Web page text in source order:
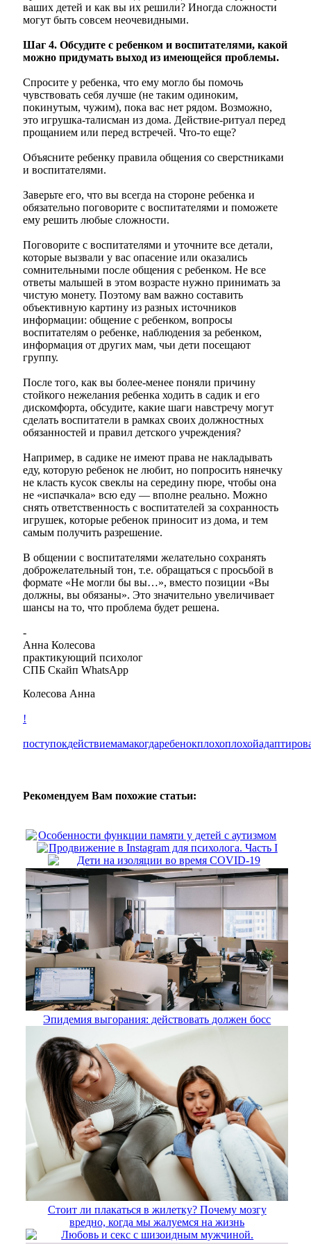
ваших детей и как вы их решили? Иногда сложности
могут быть совсем неочевидными.
Шаг 4. Обсудите с ребенком и воспитателями, какой
можно придумать выход из имеющейся проблемы.
Спросите у ребенка, что ему могло бы помочь
чувствовать себя лучше (не таким одиноким,
покинутым, чужим), пока вас нет рядом. Возможно,
это игрушка-талисман из дома. Действие-ритуал перед
прощанием или перед встречей. Что-то еще?
Объясните ребенку правила общения со сверстниками
и воспитателями.
Заверьте его, что вы всегда на стороне ребенка и
обязательно поговорите с воспитателями и поможете
ему решить любые сложности.
Поговорите с воспитателями и уточните все детали,
которые вызвали у вас опасение или оказались
сомнительными после общения с ребенком. Не все
ответы малышей в этом возрасте нужно принимать за
чистую монету. Поэтому вам важно составить
объективную картину из разных источников
информации: общение с ребенком, вопросы
воспитателям о ребенке, наблюдения за ребенком,
информация от других мам, чьи дети посещают
группу.
После того, как вы более-менее поняли причину
стойкого нежелания ребенка ходить в садик и его
дискомфорта, обсудите, какие шаги навстречу могут
сделать воспитатели в рамках своих должностных
обязанностей и правил детского учреждения?
Например, в садике не имеют права не накладывать
еду, которую ребенок не любит, но попросить нянечку
не класть кусок свеклы на середину пюре, чтобы она
не «испачкала» всю еду — вполне реально. Можно
снять ответственность с воспитателей за сохранность
игрушек, которые ребенок приносит из дома, и тем
самым получить разрешение.
В общении с воспитателями желательно сохранять
доброжелательный тон, т.е. обращаться с просьбой в
формате «Не могли бы вы…», вместо позиции «Вы
должны, вы обязаны». Это значительно увеличивает
шансы на то, что проблема будет решена.
-
Анна Колесова
практикующий психолог
СПБ Скайп WhatsApp
Колесова Анна
!
поступокдействиемамакогдаребенокплохоплохой
Рекомендуем Вам похожие статьи:
Особенности функции памяти у детей с аутизмом
Продвижение в Instagram для психолога. Часть I
Дети на изоляции во время COVID-19
Эпидемия выгорания: действовать должен босс
Стоит ли плакаться в жилетку? Почему мозгу
вредно, когда мы жалуемся на жизнь
Любовь и секс с шизоидным мужчиной.